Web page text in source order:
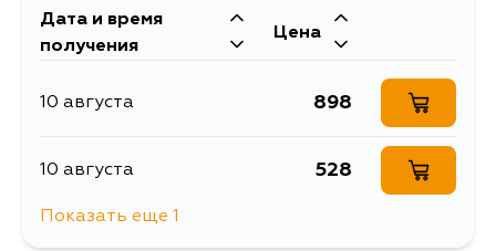
Дата и время
получения
Цена
10 августа 898
10 августа 528
Показать еще 1